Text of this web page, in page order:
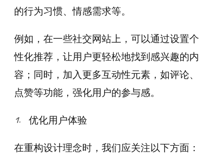
的行为习惯、情感需求等。
例如，在一些社交网站上，可以通过设置个
性化推荐，让用户更轻松地找到感兴趣的内
容；同时，加入更多互动性元素，如评论、
点赞等功能，强化用户的参与感。
优化用户体验
在重构设计理念时，我们应关注以下方面：